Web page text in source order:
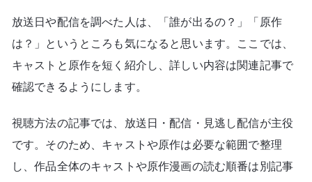
放送日や配信を調べた人は、「誰が出るの？」「原作
は？」というところも気になると思います。ここでは、
キャストと原作を短く紹介し、詳しい内容は関連記事で
確認できるようにします。
視聴方法の記事では、放送日・配信・見逃し配信が主役
です。そのため、キャストや原作は必要な範囲で整理
し、作品全体のキャストや原作漫画の読む順番は別記事